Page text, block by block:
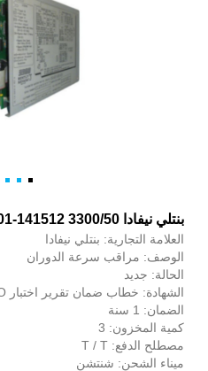
بنتلي نيفادا 3300/50 141512-01
العلامة التجارية: بنتلي نيفادا
الوصف: مراقب سرعة الدوران
الحالة: جديد
الشهادة: خطاب ضمان تقرير اختبار COO
الضمان: 1 سنة
كمية المخزون: 3
مصطلح الدفع: T / T
ميناء الشحن: شنتشن